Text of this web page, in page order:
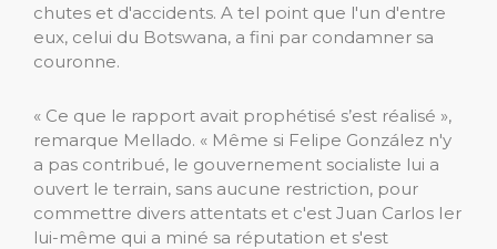
chutes et d'accidents. A tel point que l'un d'entre
eux, celui du Botswana, a fini par condamner sa
couronne.
« Ce que le rapport avait prophétisé s’est réalisé »,
remarque Mellado. « Même si Felipe González n'y
a pas contribué, le gouvernement socialiste lui a
ouvert le terrain, sans aucune restriction, pour
commettre divers attentats et c'est Juan Carlos Ier
lui-même qui a miné sa réputation et s'est